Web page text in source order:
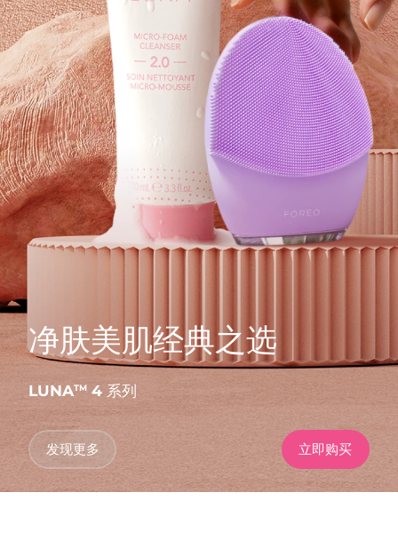
净肤美肌经典之选
LUNATM 4 系列
发现更多 立即购买